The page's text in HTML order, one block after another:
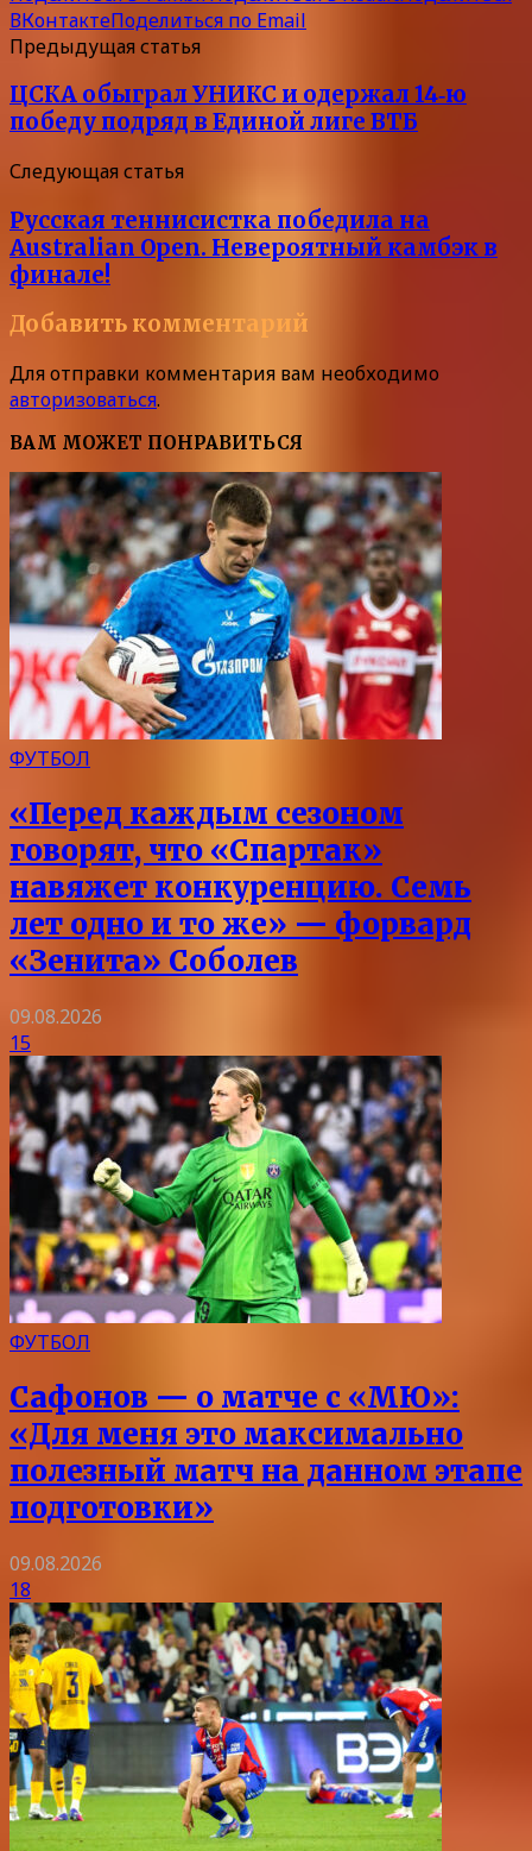
ВКонтактеПоделиться по Email
Предыдущая статья
ЦСКА обыграл УНИКС и одержал 14‑ю
победу подряд в Единой лиге ВТБ
Следующая статья
Русская теннисистка победила на
Australian Open. Невероятный камбэк в
финале!
Добавить комментарий
Для отправки комментария вам необходимо
авторизоваться.
ВАМ МОЖЕТ ПОНРАВИТЬСЯ
ФУТБОЛ
«Перед каждым сезоном
говорят, что «Спартак»
навяжет конкуренцию. Семь
лет одно и то же» — форвард
«Зенита» Соболев
09.08.2026
15
ФУТБОЛ
Сафонов — о матче с «МЮ»:
«Для меня это максимально
полезный матч на данном этапе
подготовки»
09.08.2026
18